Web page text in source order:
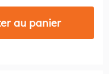
au panier